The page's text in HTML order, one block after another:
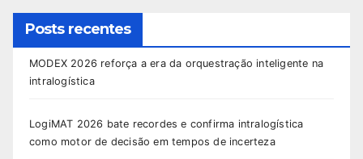
Posts recentes
MODEX 2026 reforça a era da orquestração inteligente na
intralogística
LogiMAT 2026 bate recordes e confirma intralogística
como motor de decisão em tempos de incerteza